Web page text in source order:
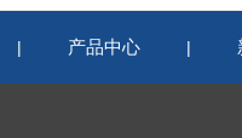
| 产品中心 |